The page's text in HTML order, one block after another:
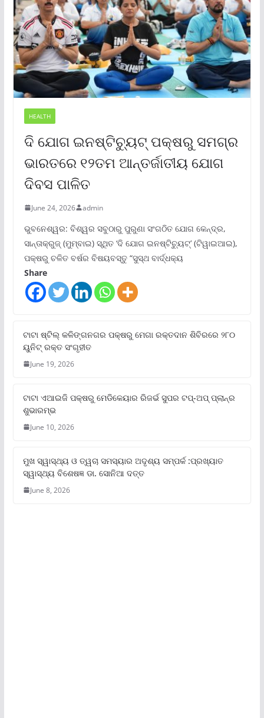
HEALTH
ଦି ଯୋଗ ଇନଷ୍ଟିଚ୍ୟୁଟ୍ ପକ୍ଷରୁ ସମଗ୍ର
ଭାରତରେ ୧୨ତମ ଆନ୍ତର୍ଜାତୀୟ ଯୋଗ
ଦିବସ ପାଳିତ
June 24, 2026 admin
ଭୁବନେଶ୍ୱର: ବିଶ୍ୱର ସବୁଠାରୁ ପୁରୁଣା ସଂଗଠିତ ଯୋଗ କେନ୍ଦ୍ର,
ସାନ୍ତାକ୍ରୁଜ୍ (ମୁମ୍ବାଇ) ସ୍ଥିତ ‘ଦି ଯୋଗ ଇନଷ୍ଟିଚ୍ୟୁଟ୍‌’ (ଟିୱାଇଆଇ),
ପକ୍ଷରୁ ଚଳିତ ବର୍ଷର ବିଷୟବସ୍ତୁ “ସୁସ୍ଥ ବାର୍ଦ୍ଧକ୍ୟ
Share
ଟାଟା ଷ୍ଟିଲ୍‌ କଳିଙ୍ଗନଗର ପକ୍ଷରୁ ମେଗା ରକ୍ତଦାନ ଶିବିରରେ ୨୮୦
ୟୁନିଟ୍‌ ରକ୍ତ ସଂଗୃହୀତ
June 19, 2026
ଟାଟା ଏଆଇଜି ପକ୍ଷରୁ ମେଡିକେୟାର ରିଜର୍ଭ ସୁପର ଟପ୍‌-ଅପ୍ ପ୍ଲାନ୍‌ର
ଶୁଭାରମ୍ଭ
June 10, 2026
ମୁଖ ସ୍ୱାସ୍ଥ୍ୟ ଓ ତ୍ୱଚା ସମସ୍ୟାର ଅଦୃଶ୍ୟ ସମ୍ପର୍କ :ପ୍ରଖ୍ୟାତ
ସ୍ୱାସ୍ଥ୍ୟ ବିଶେଷଜ୍ଞ ଡା. ସୋନିଆ ଦତ୍ତ
June 8, 2026